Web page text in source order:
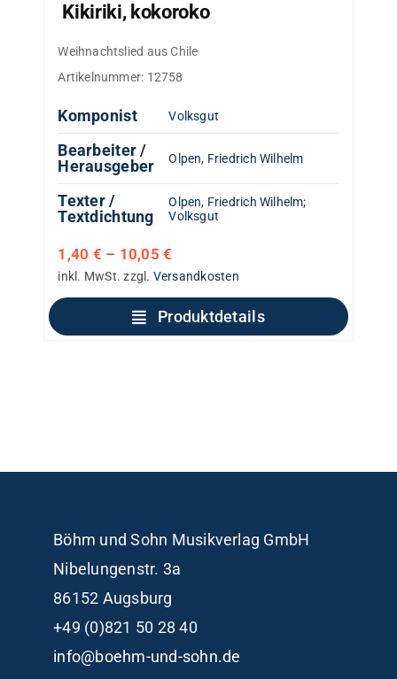
Kikiriki, kokoroko
Weihnachtslied aus Chile
Artikelnummer: 12758
Komponist Volksgut
Bearbeiter /
Herausgeber
Olpen, Friedrich Wilhelm
Texter /
Textdichtung
Olpen, Friedrich Wilhelm;
Volksgut
1,40 € – 10,05€
inkl. MwSt. zzgl. Versandkosten
Produktdetails
Böhm und Sohn Musikverlag GmbH
Nibelungenstr. 3a
86152 Augsburg
+49 (0)821 50 28 40
info@boehm-und-sohn.de